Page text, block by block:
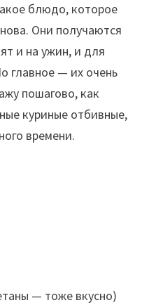
блюдо, которое
Они получаются
и на ужин, и для
главное — их очень
пошагово, как
куриные отбивные,
времени.
— тоже вкусно)